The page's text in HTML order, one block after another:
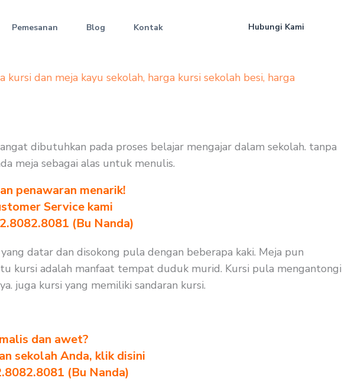
Pemesanan Blog Kontak Hubungi Kami
kursi dan meja kayu sekolah, harga kursi sekolah besi, harga
dibutuhkan pada proses belajar mengajar dalam sekolah. tanpa
meja sebagai alas untuk menulis.
penawaran menarik!
Service kami
(Bu Nanda)
datar dan disokong pula dengan beberapa kaki. Meja pun
kursi adalah manfaat tempat duduk murid. Kursi pula mengantongi
juga kursi yang memiliki sandaran kursi.
dan awet?
sekolah Anda, klik disini
(Bu Nanda)